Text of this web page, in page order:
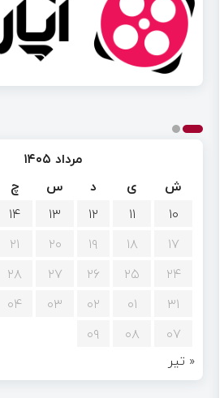
مرداد ۱۴۰۵
ش
ی د س چ
۱۰
۱۱ ۱۲ ۱۳ ۱۴
۱۷
۱۸ ۱۹ ۲۰ ۲۱
۲۴
۲۵ ۲۶ ۲۷ ۲۸
۳۱
۰۱ ۰۲ ۰۳ ۰۴
۰۷
۰۸
۰۹
« تیر